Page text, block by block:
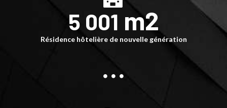
5 001 m2
Résidence hôtelière de nouvelle génération